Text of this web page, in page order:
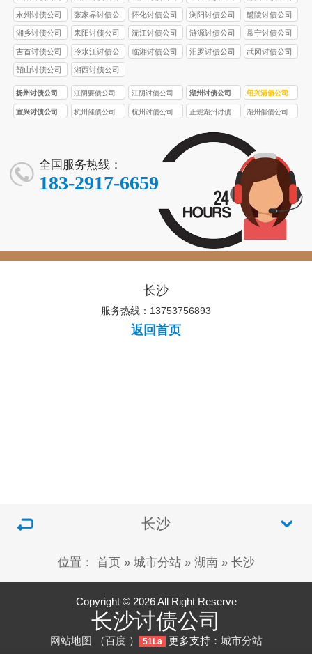
永州讨债公司
张家界讨债公
司
怀化讨债公司 浏阳讨债公司 醴陵讨债公司
湘乡讨债公司 耒阳讨债公司 沅江讨债公司 涟源讨债公司 常宁讨债公司
吉首讨债公司
冷水江讨债公
司
临湘讨债公司 汨罗讨债公司 武冈讨债公司
韶山讨债公司 湘西讨债公司
扬州讨债公司 江阴要债公司 江阴讨债公司 湖州讨债公司 绍兴清债公司
宜兴讨债公司 杭州催债公司 杭州讨债公司
正规湖州讨债
湖州催债公司
全国服务热线：
183-2917-6659
长沙
服务热线：13753756893
返回首页
长沙
位置： 首页» 城市分站» 湖南» 长沙
Copyright © 2026 All Right Reserve
长沙讨债公司
网站地图 （百度） 51La 更多支持： 城市分站